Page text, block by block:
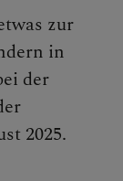
zur
in
der
2025.